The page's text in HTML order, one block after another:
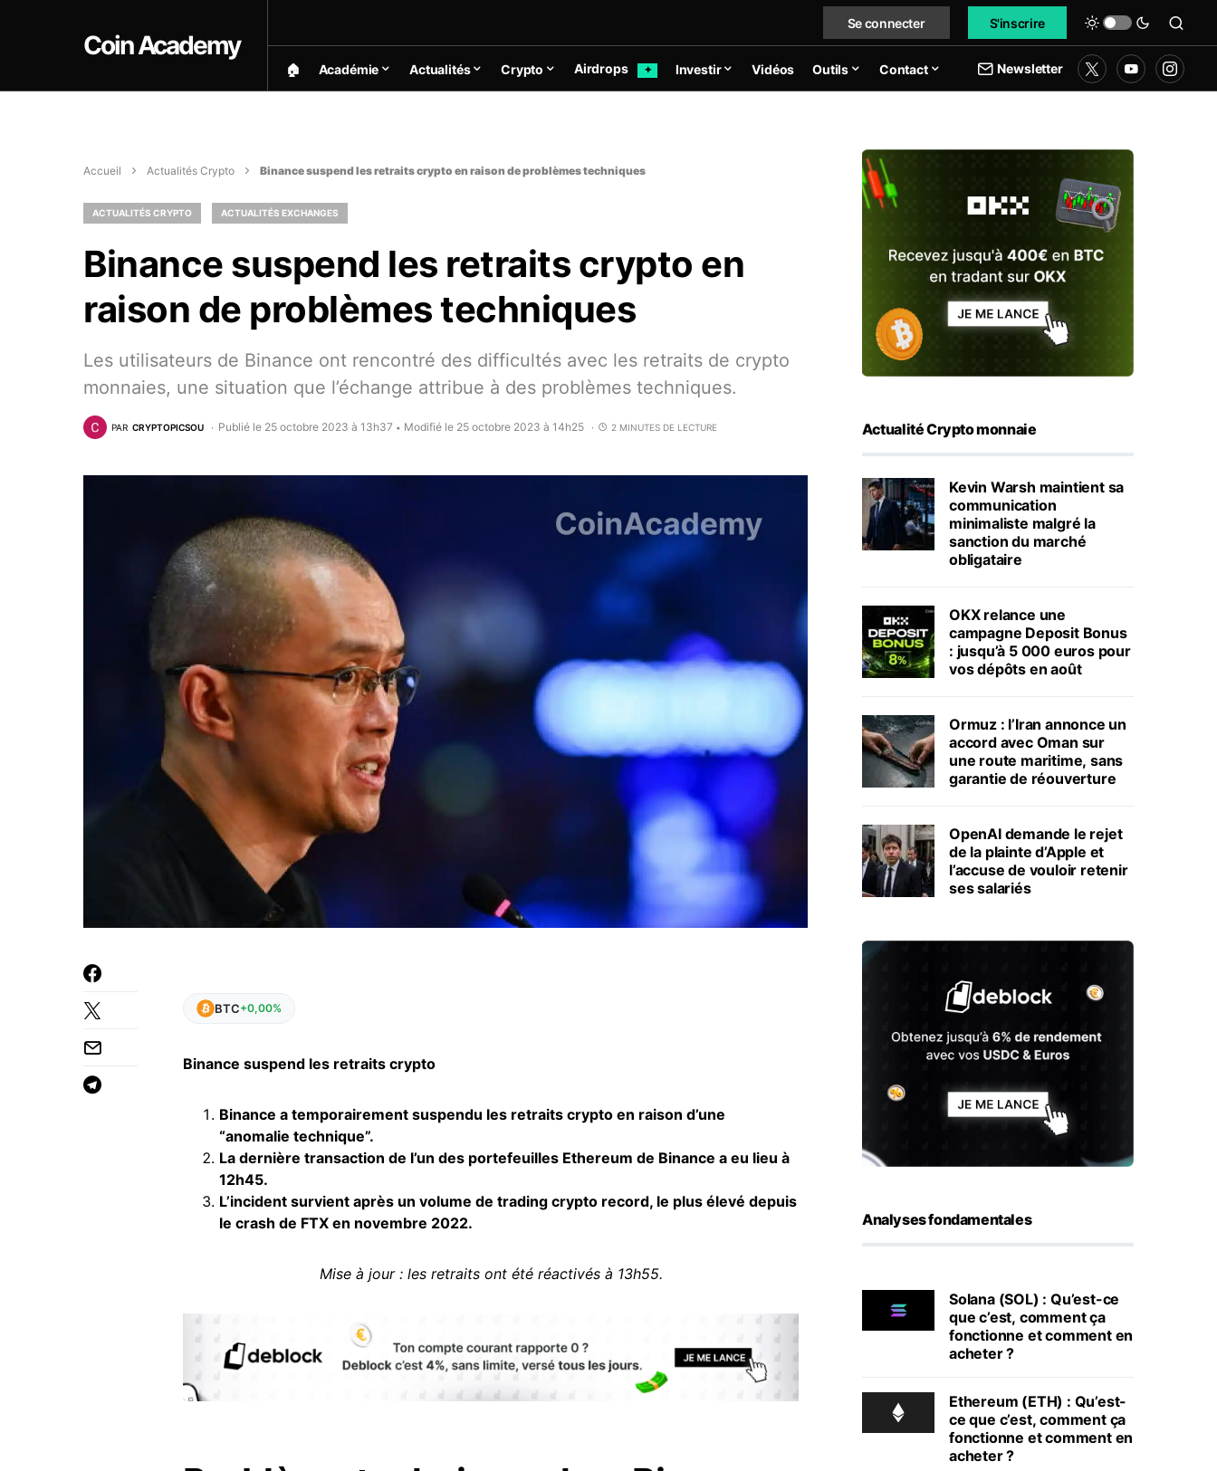
Coin Academy
Se connecter S'inscrire
🏠︎ Académie Actualités Crypto Airdrops ✦ Investir Vidéos Outils Contact Newsletter
Accueil Actualités Crypto Binance suspend les retraits crypto en raison de problèmes techniques
ACTUALITÉS CRYPTO ACTUALITÉS EXCHANGES
Binance suspend les retraits crypto en
raison de problèmes techniques
Les utilisateurs de Binance ont rencontré des difficultés avec les retraits de crypto
monnaies, une situation que l’échange attribue à des problèmes techniques.
PAR CRYPTOPICSOU Publié le 25 octobre 2023 à 13h37 • Modifié le 25 octobre 2023 à 14h25 2 MINUTES DE LECTURE
BTC+0,00%
Binance suspend les retraits crypto
Binance a temporairement suspendu les retraits crypto en raison d’une
“anomalie technique”.
La dernière transaction de l’un des portefeuilles Ethereum de Binance a eu lieu à
12h45.
L’incident survient après un volume de trading crypto record, le plus élevé depuis
le crash de FTX en novembre 2022.
Mise à jour : les retraits ont été réactivés à 13h55.
Actualité Crypto monnaie
Kevin Warsh maintient sa
communication
minimaliste malgré la
sanction du marché
obligataire
OKX relance une
campagne Deposit Bonus
: jusqu’à 5 000 euros pour
vos dépôts en août
Ormuz : l’Iran annonce un
accord avec Oman sur
une route maritime, sans
garantie de réouverture
OpenAI demande le rejet
de la plainte d’Apple et
l’accuse de vouloir retenir
ses salariés
Analyses fondamentales
Solana (SOL) : Qu’est-ce
que c’est, comment ça
fonctionne et comment en
acheter ?
Ethereum (ETH) : Qu’est-
ce que c’est, comment ça
fonctionne et comment en
acheter ?